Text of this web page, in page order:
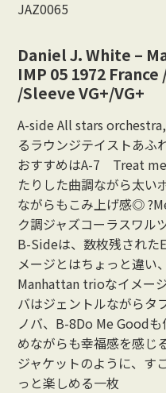
JAZ0065
Daniel J. White –
IMP 05 1972
/Sleeve VG+/VG+
A-side All stars
るラウンジテイストあふ
おすすめはA-7 Treat
たりした曲調ながら太い
ながらもこみ上げ感◎
ク調ジャズコーラスワル
B-Sideは、数枚残された
メージとはちょっと違い
Manhattan trioなイメー
バはジェントルながらタ
ノバ、B-8Do Me Good
めながらも幸福感を感
ジャケットのように、す
っと楽しめる一枚